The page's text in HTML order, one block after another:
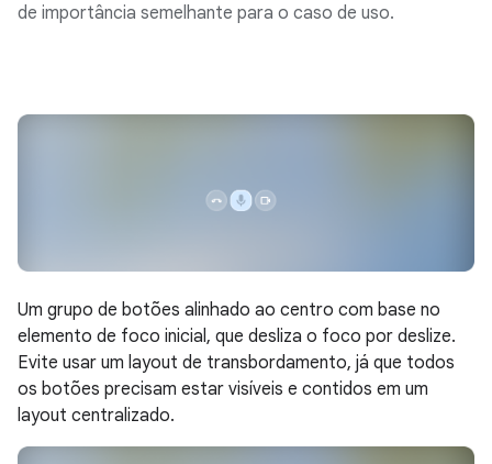
de importância semelhante para o caso de uso.
Um grupo de botões alinhado ao centro com base no
elemento de foco inicial, que desliza o foco por deslize.
Evite usar um layout de transbordamento, já que todos
os botões precisam estar visíveis e contidos em um
layout centralizado.